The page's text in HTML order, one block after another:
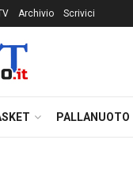
Archivio Scrivici
PALLANUOTO